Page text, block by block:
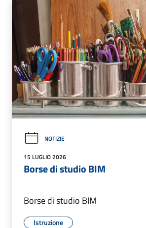
NOTIZIE
15 LUGLIO 2026
Borse di studio BIM
Borse di studio BIM
Istruzione